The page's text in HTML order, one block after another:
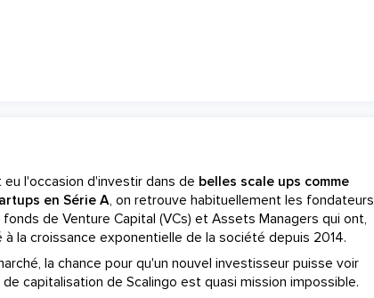
l'occasion d'investir dans de belles scale ups comme
en Série A, on retrouve habituellement les fondateurs
de Venture Capital (VCs) et Assets Managers qui ont,
la croissance exponentielle de la société depuis 2014.
la chance pour qu'un nouvel investisseur puisse voir
capitalisation de Scalingo est quasi mission impossible.